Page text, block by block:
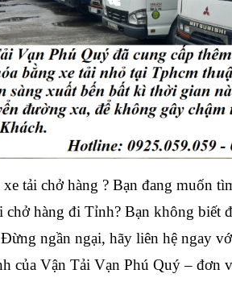
xe tải chở hàng ? Bạn đang muốn
chở hàng đi Tỉnh? Bạn không biết
ngần ngại, hãy liên hệ ngay
của Vận Tải Vạn Phú Quý – đơn